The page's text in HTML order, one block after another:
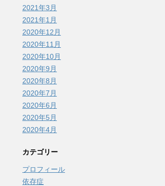
2021年3月
2021年1月
2020年12月
2020年11月
2020年10月
2020年9月
2020年8月
2020年7月
2020年6月
2020年5月
2020年4月
カテゴリー
プロフィール
依存症